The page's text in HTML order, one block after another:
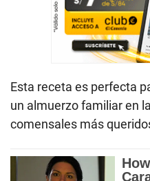
Esta receta es perfecta
un almuerzo familiar en
comensales más